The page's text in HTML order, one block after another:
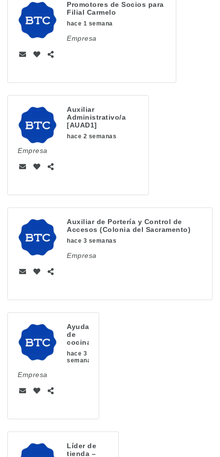
Promotores de Socios para
Filial Carmelo
hace 1 semana
Empresa
Auxiliar
Administrativo/a
[AUAD1]
hace 2 semanas
Empresa
Auxiliar de Portería y Control de
Accesos (Colonia del Sacramento)
hace 3 semanas
Empresa
Ayudante
de
cocina
hace 3
semanas
Empresa
Líder de
tienda –